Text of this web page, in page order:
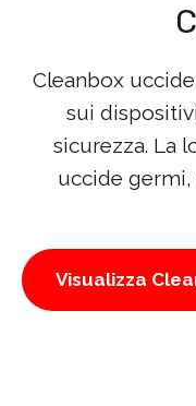
Cleanbox
sui
sicurezza. La
uccide
Visualizza